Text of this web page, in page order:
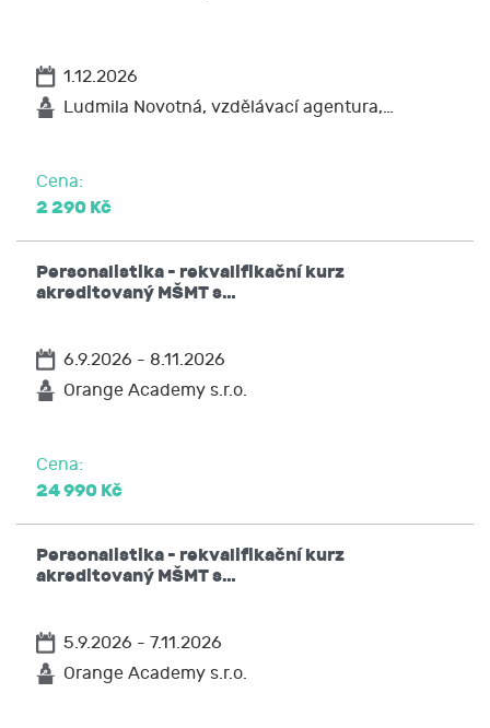
1.12.2026
Ludmila Novotná, vzdělávací agentura,…
Cena:
2 290 Kč
Personalistika - rekvalifikační kurz
akreditovaný MŠMT s…
6.9.2026 - 8.11.2026
Orange Academy s.r.o.
Cena:
24 990 Kč
Personalistika - rekvalifikační kurz
akreditovaný MŠMT s…
5.9.2026 - 7.11.2026
Orange Academy s.r.o.